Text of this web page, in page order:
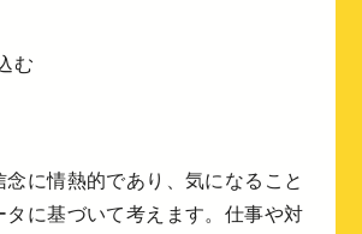
む
念に情熱的であり、気になること
タに基づいて考えます。仕事や対